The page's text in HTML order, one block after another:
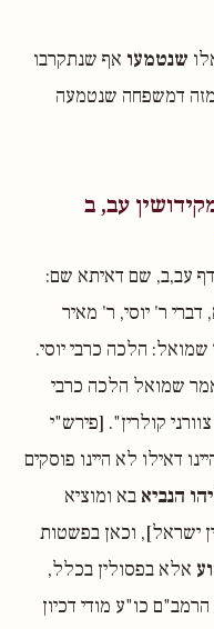
שנטמעו אף שנתקרבו
דמשפחה שנטמעה
עב, ב
עב,ב, שם דאיתא שם:
ר' יוסי, ר' מאיר
הלכה כרבי יוסי.
שמואל הלכה כרבי
קולרין". [פירש"י
דאילו לא היינו פוסקים
הנביאבא ומוציא
ישראל], וכאן בפשטות
אלא בפסולין בכלל,
כו"ע מודי דכיון